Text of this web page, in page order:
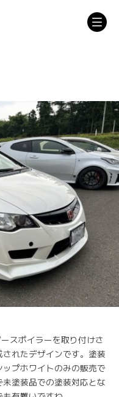
スポイラーを取り付けさ
れたデザインです。塗装
プホワイトのみの販売で
塗装品での塗装対応とな